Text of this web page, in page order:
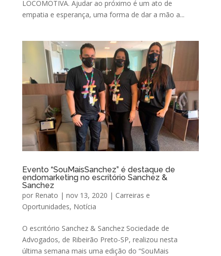
LOCOMOTIVA. Ajudar ao próximo é um ato de
empatia e esperança, uma forma de dar a mão a...
Evento “SouMaisSanchez” é destaque de
endomarketing no escritório Sanchez &
Sanchez
por Renato | nov 13, 2020 | Carreiras e
Oportunidades, Notícia
O escritório Sanchez & Sanchez Sociedade de
Advogados, de Ribeirão Preto-SP, realizou nesta
última semana mais uma edição do “SouMais